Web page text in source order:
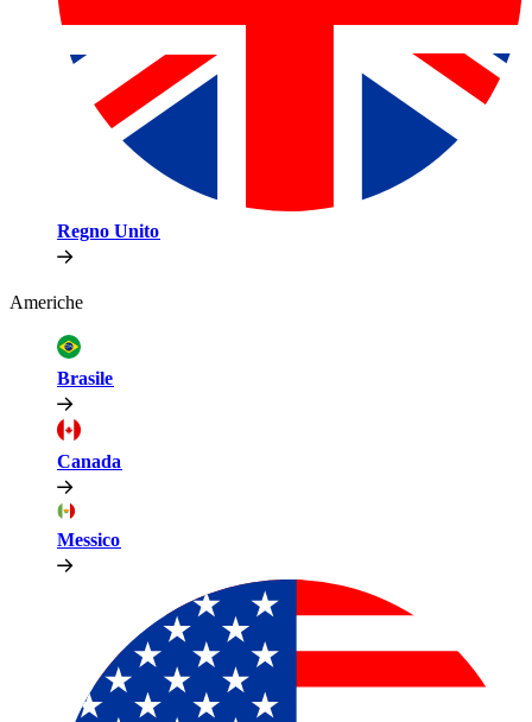
Regno Unito​​
Americhe​​
Brasile​​
Canada​​
Messico​​